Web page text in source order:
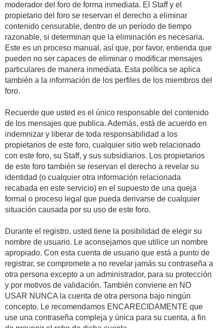
moderador del foro de forma inmediata. El Staff y el
propietario del foro se reservan el derecho a eliminar
contenido censurable, dentro de un período de tiempo
razonable, si determinan que la eliminación es necesaria.
Este es un proceso manual, así que, por favor, entienda que
pueden no ser capaces de eliminar o modificar mensajes
particulares de manera inmediata. Esta política se aplica
también a la información de los perfiles de los miembros del
foro.
Recuerde que usted es el único responsable del contenido
de los mensajes que publica. Además, está de acuerdo en
indemnizar y liberar de toda responsabilidad a los
propietarios de este foro, cualquier sitio web relacionado
con este foro, su Staff, y sus subsidiarios. Los propietarios
de este foro también se reservan el derecho a revelar su
identidad (o cualquier otra información relacionada
recabada en este servicio) en el supuesto de una queja
formal o proceso legal que pueda derivarse de cualquier
situación causada por su uso de este foro.
Durante el registro, usted tiene la posibilidad de elegir su
nombre de usuario. Le aconsejamos que utilice un nombre
apropiado. Con esta cuenta de usuario que está a punto de
registrar, se compromete a no revelar jamás su contraseña a
otra persona excepto a un administrador, para su protección
y por motivos de validación. También conviene en NO
USAR NUNCA la cuenta de otra persona bajo ningún
concepto. Le recomendamos ENCARECIDAMENTE que
use una contraseña compleja y única para su cuenta, a fin